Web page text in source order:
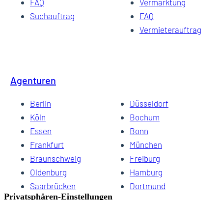
FAQ
Suchauftrag
Vermarktung
FAQ
Vermieterauftrag
Agenturen
Berlin
Düsseldorf
Köln
Bochum
Essen
Bonn
Frankfurt
München
Braunschweig
Freiburg
Oldenburg
Hamburg
Saarbrücken
Dortmund